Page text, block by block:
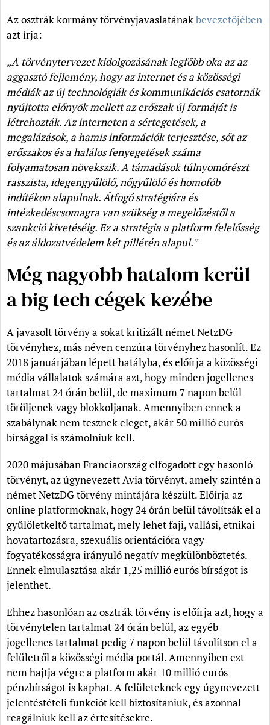
Az osztrák kormány törvényjavaslatánakbevezetőjében
azt írja:
„A törvénytervezet kidolgozásának legfőbb oka az az
aggasztó fejlemény, hogy az internet és a közösségi
médiák az új technológiák és kommunikációs csatornák
nyújtotta előnyök mellett az erőszak új formáját is
létrehozták. Az interneten a sértegetések, a
megalázások, a hamis információk terjesztése, sőt az
erőszakos és a halálos fenyegetések száma
folyamatosan növekszik. A támadások túlnyomórészt
rasszista, idegengyűlölő, nőgyűlölő és homofób
indítékon alapulnak. Átfogó stratégiára és
intézkedéscsomagra van szükség a megelőzéstől a
szankció kivetéséig. Ez a stratégia a platform felelősség
és az áldozatvédelem két pillérén alapul.”
Még nagyobb hatalom kerül
a big tech cégek kezébe
A javasolt törvény a sokat kritizált német NetzDG
törvényhez, más néven cenzúra törvényhez hasonlít. Ez
2018 januárjában lépett hatályba, és előírja a közösségi
média vállalatok számára azt, hogy minden jogellenes
tartalmat 24 órán belül, de maximum 7 napon belül
töröljenek vagy blokkoljanak. Amennyiben ennek a
szabálynak nem tesznek eleget, akár 50 millió eurós
bírsággal is számolniuk kell.
2020 májusában Franciaország elfogadott egy hasonló
törvényt, az úgynevezett Avia törvényt, amely szintén a
német NetzDG törvény mintájára készült. Előírja az
online platformoknak, hogy 24 órán belül távolítsák el a
gyűlöletkeltő tartalmat, mely lehet faji, vallási, etnikai
hovatartozásra, szexuális orientációra vagy
fogyatékosságra irányuló negatív megkülönböztetés.
Ennek elmulasztása akár 1,25 millió eurós bírságot is
jelenthet.
Ehhez hasonlóan az osztrák törvény is előírja azt, hogy a
törvénytelen tartalmat 24 órán belül, az egyéb
jogellenes tartalmat pedig 7 napon belül távolítson el a
felületről a közösségi média portál. Amennyiben ezt
nem hajtja végre a platform akár 10 millió eurós
pénzbírságot is kaphat. A felületeknek egy úgynevezett
jelentéstételi funkciót kell biztosítaniuk, és azonnal
reagálniuk kell az értesítésekre.